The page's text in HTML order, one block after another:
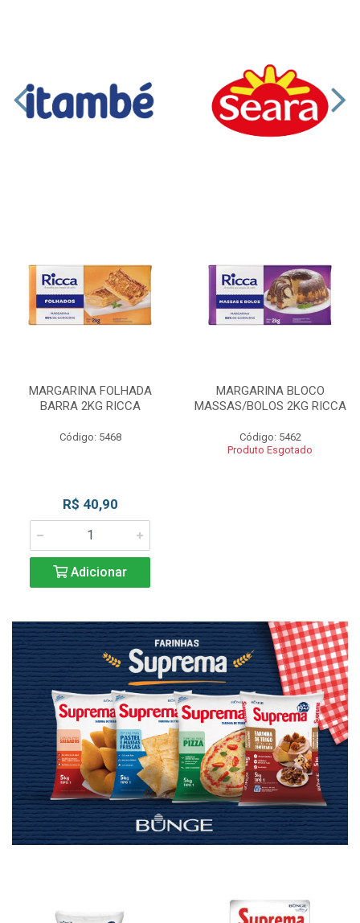
MARGARINA FOLHADA
BARRA 2KG RICCA
Código: 5468
R$ 40,90
Adicionar
MARGARINA BLOCO
MASSAS/BOLOS 2KG RICCA
Código: 5462
Produto Esgotado